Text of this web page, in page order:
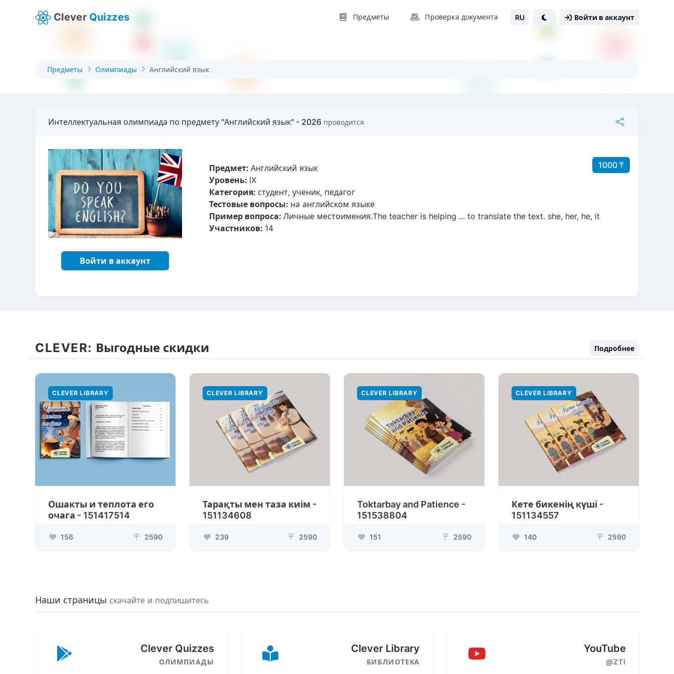
Clever Quizzes Предметы Проверка документа RU Войти в аккаунт
Предметы Олимпиады Английский язык
Интеллектуальная олимпиада по предмету "Английский язык" - 2026 проводится
Войти в аккаунт
1000 ₸
Предмет: Английский язык
Уровень: IX
Категория: студент, ученик, педагог
Тестовые вопросы: на английском языке
Пример вопроса: Личные местоимения.The teacher is helping ... to translate the text. she, her, he, it
Участников: 14
CLEVER: Выгодные скидки Подробнее
CLEVER LIBRARY
Ошакты и теплота его
очага - 151417514
156 ₸ 2590
CLEVER LIBRARY
Тарақты мен таза киім -
151134608
239 ₸ 2590
CLEVER LIBRARY
Toktarbay and Patience -
151538804
151 ₸ 2590
CLEVER LIBRARY
Кете бикенің күші -
151134557
140 ₸ 2590
Наши страницы скачайте и подпишитесь
Clever Quizzes
ОЛИМПИАДЫ
Clever Library
БИБЛИОТЕКА
YouTube
@ZTI